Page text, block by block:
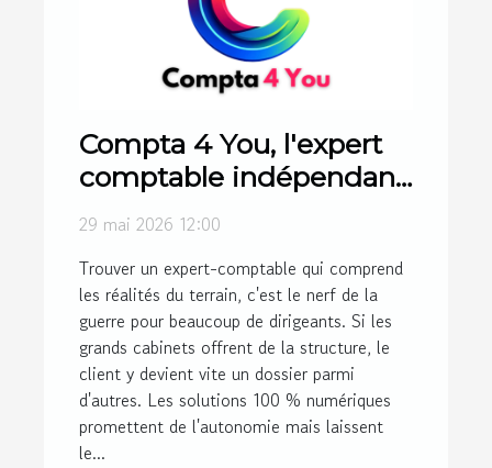
Compta 4 You, l'expert
comptable indépendant
préféré des entreprises !
29 mai 2026 12:00
Trouver un expert-comptable qui comprend
les réalités du terrain, c'est le nerf de la
guerre pour beaucoup de dirigeants. Si les
grands cabinets offrent de la structure, le
client y devient vite un dossier parmi
d'autres. Les solutions 100 % numériques
promettent de l'autonomie mais laissent
le...